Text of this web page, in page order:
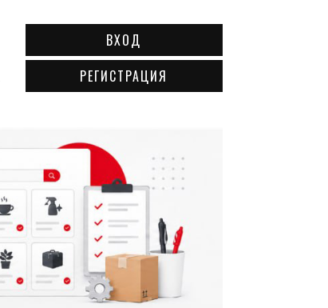
ВХОД
РЕГИСТРАЦИЯ